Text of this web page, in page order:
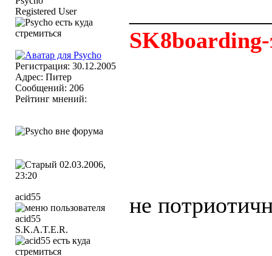
Registered User
Регистрация: 30.12.2005
Адрес: Питер
Сообщений: 206
Рейтинг мнений:
02.03.2006,
23:20
acid55
S.K.A.T.E.R.
не